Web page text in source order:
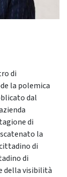
di
la polemica
dal
di
la
di
di
della visibilità